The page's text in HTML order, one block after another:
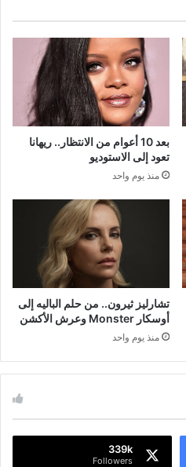
بعد 10 أعوام من الانتظار.. ريهانا
تعود إلى الاستوديو
منذ يوم واحد
تشارليز ثيرون.. من حلم الباليه إلى
أوسكار Monster وعرش الأكشن
منذ يوم واحد
339k
Followers